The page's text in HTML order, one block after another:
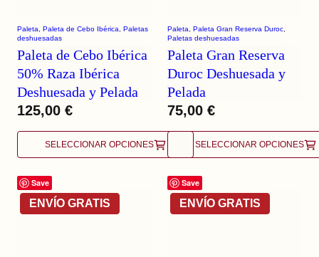
Paleta Paleta de Cebo Ibérica
Paletas
deshuesadas
Paleta de Cebo Ibérica
50% Raza Ibérica
Deshuesada y Pelada
125,00 €
SELECCIONAR OPCIONES
Paleta , Paleta Gran Reserva Duroc
Paletas deshuesadas
Paleta Gran Reserva
Duroc Deshuesada y
Pelada
75,00€
SELECCIONAR OPCIONES
Save Save